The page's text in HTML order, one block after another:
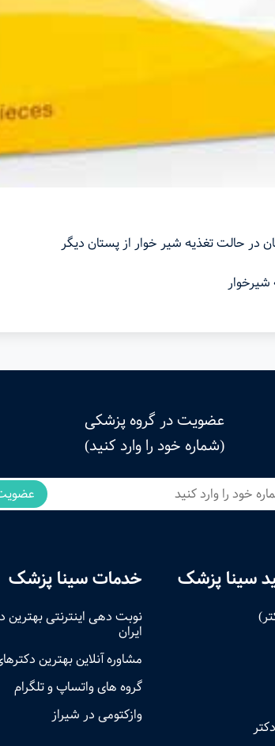
در حالت تغذیه شیر خوار از پستان دیگر
عضویت در گروه پزشکی
(شماره خود را وارد کنید)
سینا پزشک خدمات سینا پزشک
نوبت‌ دهی اینترنتی بهترین
ایران
مشاوره آنلاین بهترین
گروه های واتساپ و تلگرام
وازکتومی در شیراز